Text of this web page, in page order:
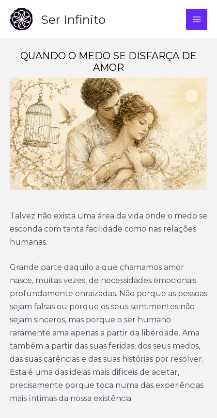
content
Ser Infinito
QUANDO O MEDO SE DISFARÇA DE
AMOR
Talvez não exista uma área da vida onde o medo se
esconda com tanta facilidade como nas relações
humanas.
Grande parte daquilo a que chamamos amor
nasce, muitas vezes, de necessidades emocionais
profundamente enraizadas. Não porque as pessoas
sejam falsas ou porque os seus sentimentos não
sejam sinceros, mas porque o ser humano
raramente ama apenas a partir da liberdade. Ama
também a partir das suas feridas, dos seus medos,
das suas carências e das suas histórias por resolver.
Esta é uma das ideias mais difíceis de aceitar,
precisamente porque toca numa das experiências
mais íntimas da nossa existência.